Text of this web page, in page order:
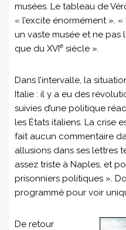
musées. Le tableau de
« l’excite énormément ».
un vaste musée et ne
que du XVIe siècle ».
Dans l’intervalle, la
Italie : il y a eu des
suivies d’une politique
les États italiens. La crise
fait aucun commentaire
allusions dans ses lettres
assez triste à Naples, et
prisonniers politiques ».
programmé pour voir
De retour